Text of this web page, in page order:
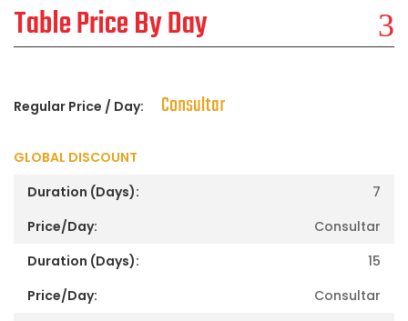
Table Price By Day
Regular Price / Day: Consultar
GLOBAL DISCOUNT
7
Consultar
15
Consultar